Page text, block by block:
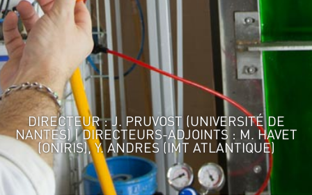
DIRECTEUR : J. PRUVOST (UNIVERSITÉ DE
NANTES) | DIRECTEURS-ADJOINTS : M. HAVET
(ONIRIS), Y. ANDRES (IMT ATLANTIQUE)
Accueil